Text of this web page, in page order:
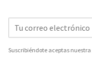
Suscribiéndote aceptas nuestra